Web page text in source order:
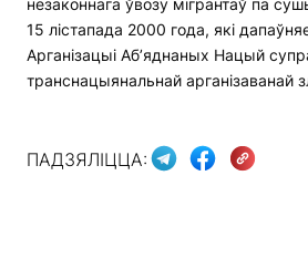
незаконнага ўвозу мігрантаў па
15 лістапада 2000 года, які
Арганізацыі Аб’яднаных Нацый
транснацыянальнай арганізаванай
ПАДЗЯЛІЦЦА: